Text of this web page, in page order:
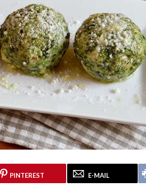
PINTEREST E-MAIL